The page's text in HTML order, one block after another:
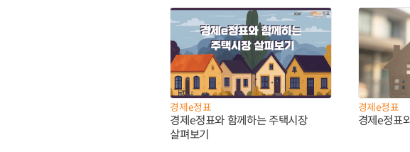
경제e정표
경제e정표와 함께하는 주택시장
살펴보기
경제e정표
경제e정표